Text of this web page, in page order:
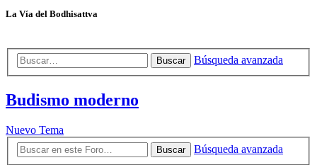
La Vía del Bodhisattva
Buscar Búsqueda avanzada
Budismo moderno
Nuevo Tema
Buscar
Búsqueda avanzada